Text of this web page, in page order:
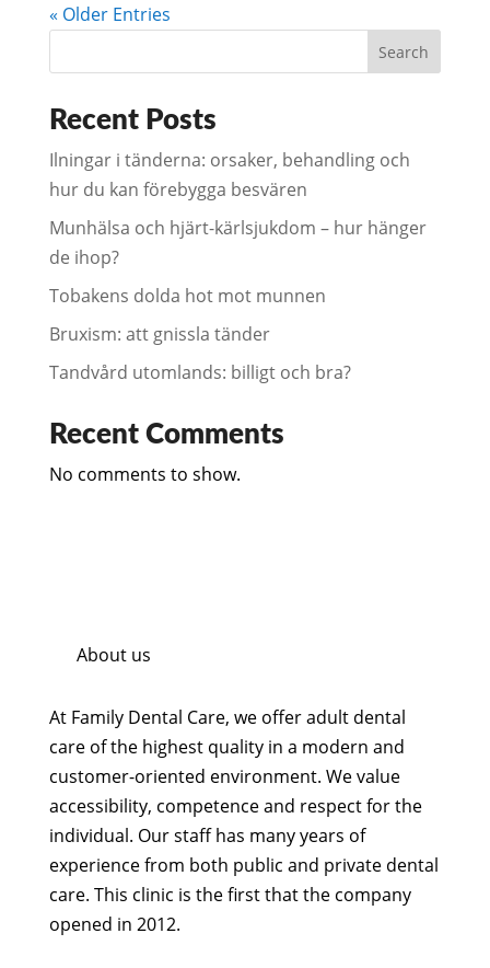
« Older Entries
Search
Recent Posts
Ilningar i tänderna: orsaker, behandling och
hur du kan förebygga besvären
Munhälsa och hjärt-kärlsjukdom – hur hänger
de ihop?
Tobakens dolda hot mot munnen
Bruxism: att gnissla tänder
Tandvård utomlands: billigt och bra?
Recent Comments
No comments to show.
About us
At Family Dental Care, we offer adult dental
care of the highest quality in a modern and
customer-oriented environment. We value
accessibility, competence and respect for the
individual. Our staff has many years of
experience from both public and private dental
care. This clinic is the first that the company
opened in 2012.